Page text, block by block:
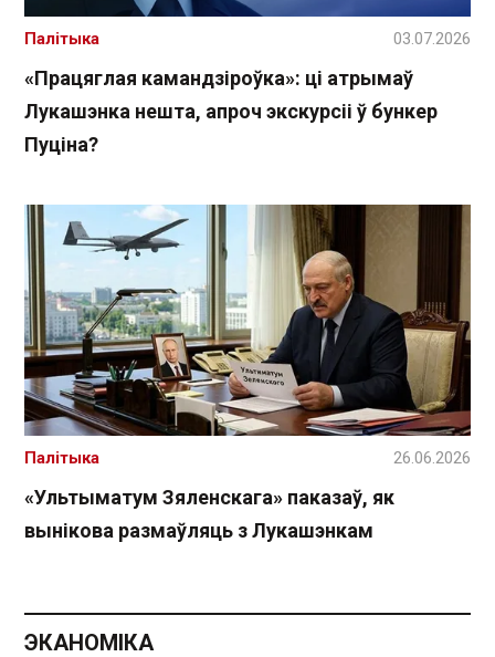
«Працяглая камандзіроўка»: ці атрымаў
Лукашэнка нешта, апроч экскурсіі ў бункер
Пуціна?
Палітыка 03.07.2026
«Ультыматум Зяленскага» паказаў, як
вынікова размаўляць з Лукашэнкам
Палітыка 26.06.2026
ЭКАНОМІКА